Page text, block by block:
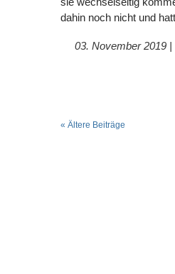
dahin noch nicht und
03. November 2019 |
« Ältere Beiträge